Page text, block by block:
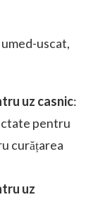
uscat,
uz casnic:
pentru
curățarea
uz